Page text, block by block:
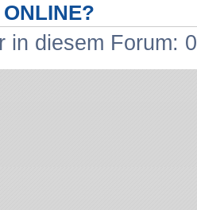
in diesem Forum: